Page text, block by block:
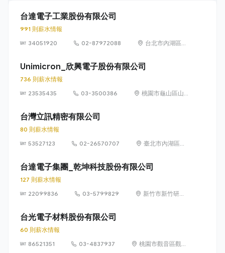
台達電子工業股份有限公司
991 則薪水情報
34051920
02-87972088
台北市內湖區瑞
Unimicron_欣興電子股份有限公司
736 則薪水情報
23535435
03-3500386
桃園市龜山區山
台灣立訊精密有限公司
80 則薪水情報
53527123
02-26570707
臺北市內湖區民
巷 12 號 1 樓
台達電子集團_乾坤科技股份有限公司
127 則薪水情報
22099836
03-5799829
新竹市新竹研發
台光電子材料股份有限公司
60 則薪水情報
86521351
03-4837937
桃園市觀音區觀音